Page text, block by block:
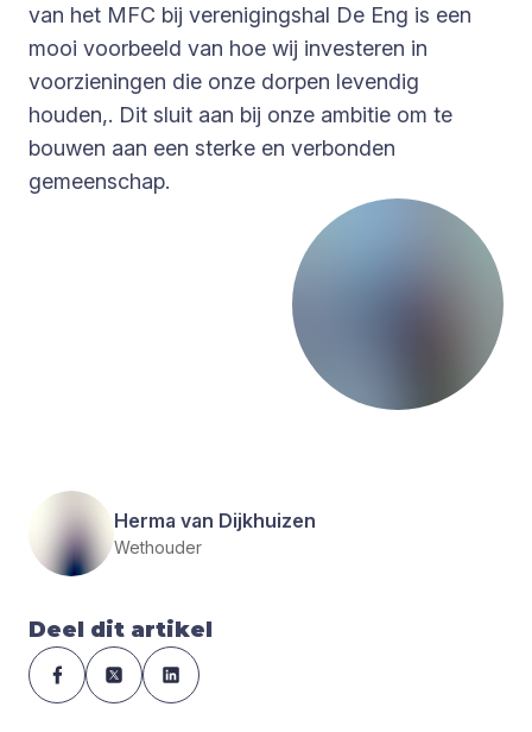
van het MFC bij verenigingshal De Eng is een
mooi voorbeeld van hoe wij investeren in
voorzieningen die onze dorpen levendig
houden,. Dit sluit aan bij onze ambitie om te
bouwen aan een sterke en verbonden
gemeenschap.
Herma van Dijkhuizen
Wethouder
Deel dit artikel